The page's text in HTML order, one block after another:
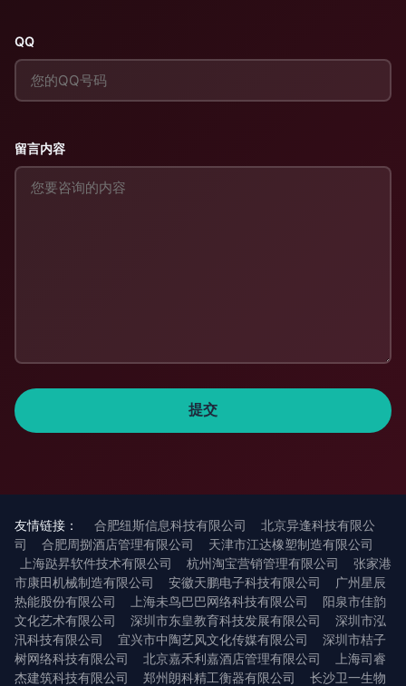
QQ
留言内容
友情链接： 合肥纽斯信息科技有限公司
北京异逢科技有限公
司
合肥周捌酒店管理有限公司
天津市江达橡塑制造有限公司
上海跶昇软件技术有限公司
杭州淘宝营销管理有限公司
张家港
市康田机械制造有限公司
安徽天鹏电子科技有限公司
广州星辰
热能股份有限公司
上海未鸟巴巴网络科技有限公司
阳泉市佳韵
文化艺术有限公司
深圳市东皇教育科技发展有限公司
深圳市泓
汛科技有限公司
宜兴市中陶艺风文化传媒有限公司
深圳市桔子
树网络科技有限公司
北京嘉禾利嘉酒店管理有限公司
上海司睿
杰建筑科技有限公司
郑州朗科精工衡器有限公司
长沙卫一生物